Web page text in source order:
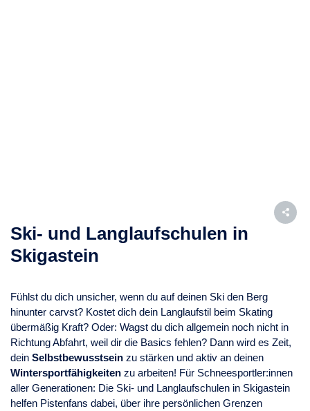
Ski- und Langlaufschulen in
Skigastein
Fühlst du dich unsicher, wenn du auf deinen Ski den Berg
hinunter carvst? Kostet dich dein Langlaufstil beim Skating
übermäßig Kraft? Oder: Wagst du dich allgemein noch nicht in
Richtung Abfahrt, weil dir die Basics fehlen? Dann wird es Zeit,
dein Selbstbewusstsein zu stärken und aktiv an deinen
Wintersportfähigkeiten zu arbeiten! Für Schneesportler:innen
aller Generationen: Die Ski- und Langlaufschulen in Skigastein
helfen Pistenfans dabei, über ihre persönlichen Grenzen